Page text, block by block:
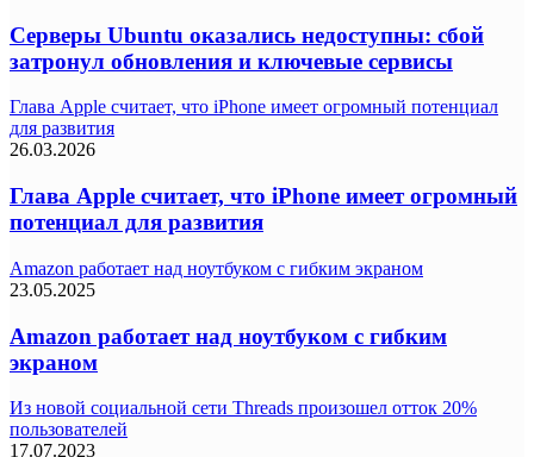
Серверы Ubuntu оказались недоступны: сбой
затронул обновления и ключевые сервисы
Глава Apple считает, что iPhone имеет огромный потенциал
для развития
26.03.2026
Глава Apple считает, что iPhone имеет огромный
потенциал для развития
Amazon работает над ноутбуком с гибким экраном
23.05.2025
Amazon работает над ноутбуком с гибким
экраном
Из новой социальной сети Threads произошел отток 20%
пользователей
17.07.2023